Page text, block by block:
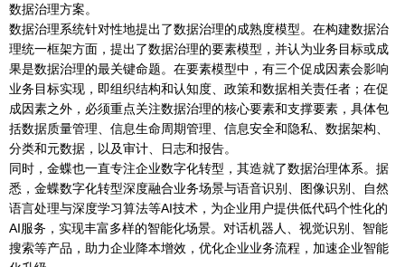
数据治理方案。
数据治理系统针对性地提出了数据治理的成熟度模型。在构建数据治
理统一框架方面，提出了数据治理的要素模型，并认为业务目标或成
果是数据治理的最关键命题。在要素模型中，有三个促成因素会影响
业务目标实现，即组织结构和认知度、政策和数据相关责任者；在促
成因素之外，必须重点关注数据治理的核心要素和支撑要素，具体包
括数据质量管理、信息生命周期管理、信息安全和隐私、数据架构、
分类和元数据，以及审计、日志和报告。
同时，金蝶也一直专注企业数字化转型，其造就了数据治理体系。据
悉，金蝶数字化转型深度融合业务场景与语音识别、图像识别、自然
语言处理与深度学习算法等AI技术，为企业用户提供低代码个性化的
AI服务，实现丰富多样的智能化场景。对话机器人、视觉识别、智能
搜索等产品，助力企业降本增效，优化企业业务流程，加速企业智能